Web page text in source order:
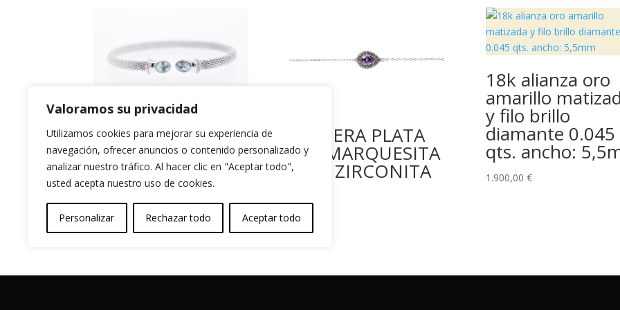
Valoramos su privacidad
Utilizamos cookies para mejorar su experiencia de
navegación, ofrecer anuncios o contenido personalizado y
analizar nuestro tráfico. Al hacer clic en "Aceptar todo",
usted acepta nuestro uso de cookies.
Personalizar Rechazar todo Aceptar todo
Pulsera Rígida de
Plata con baño de
Rodio. Piedra
natural y circonita.
144,99
PULSERA PLATA
925 MARQUESITA
CON ZIRCONITA
18k alianza oro
amarillo
y filo brillo
diamante 0.045
qts. ancho:
1.900,00 €